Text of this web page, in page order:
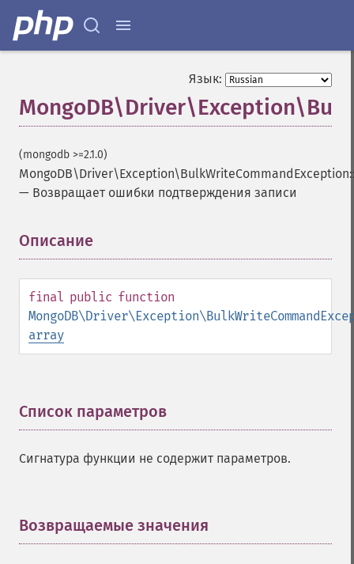
Язык:
(mongodb >=2.1.0)
— Возвращает ошибки подтверждения записи
Описание
final public function
array
Список параметров
Сигнатура функции не содержит параметров.
Возвращаемые значения